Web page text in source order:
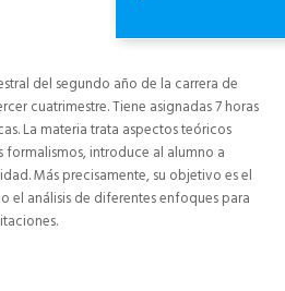
del segundo año de la carrera de
cuatrimestre. Tiene asignadas 7 horas
La materia trata aspectos teóricos
introduce al alumno a
Más precisamente, su objetivo es el
el análisis de diferentes enfoques para